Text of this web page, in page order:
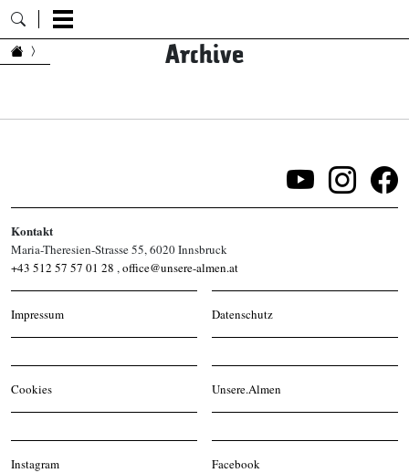
Zum Inhalt springen Archive
Kontakt
Maria-Theresien-Strasse 55, 6020 Innsbruck
+43 512 57 57 01 28 ,office@unsere-almen.at
Impressum Datenschutz
Cookies Unsere.Almen
Instagram Facebook